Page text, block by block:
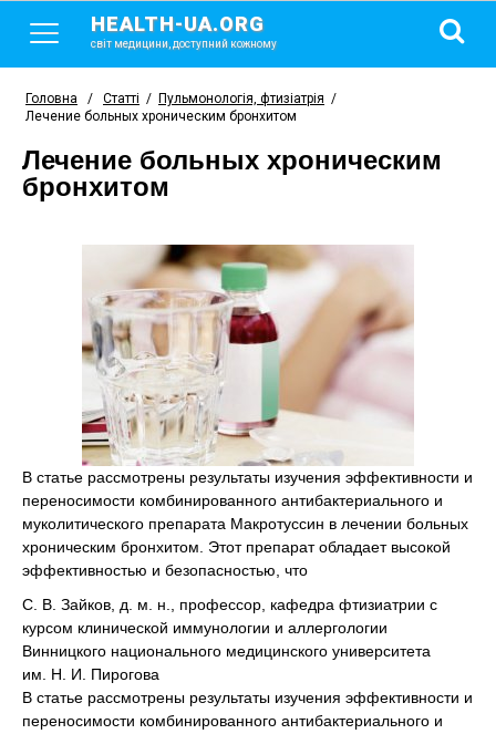
HEALTH-UA.ORG
світ медицини, доступний кожному
Головна / Статті / Пульмонологія, фтизіатрія /
Лечение больных хроническим бронхитом
Лечение больных хроническим
бронхитом
В статье рассмотрены результаты изучения эффективности и
переносимости комбинированного антибактериального и
муколитического препарата Макротуссин в лечении больных
хроническим бронхитом. Этот препарат обладает высокой
эффективностью и безопасностью, что
С. В. Зайков, д. м. н., профессор, кафедра фтизиатрии с
курсом клинической иммунологии и аллергологии
Винницкого национального медицинского университета
им. Н. И. Пирогова
В статье рассмотрены результаты изучения эффективности и
переносимости комбинированного антибактериального и